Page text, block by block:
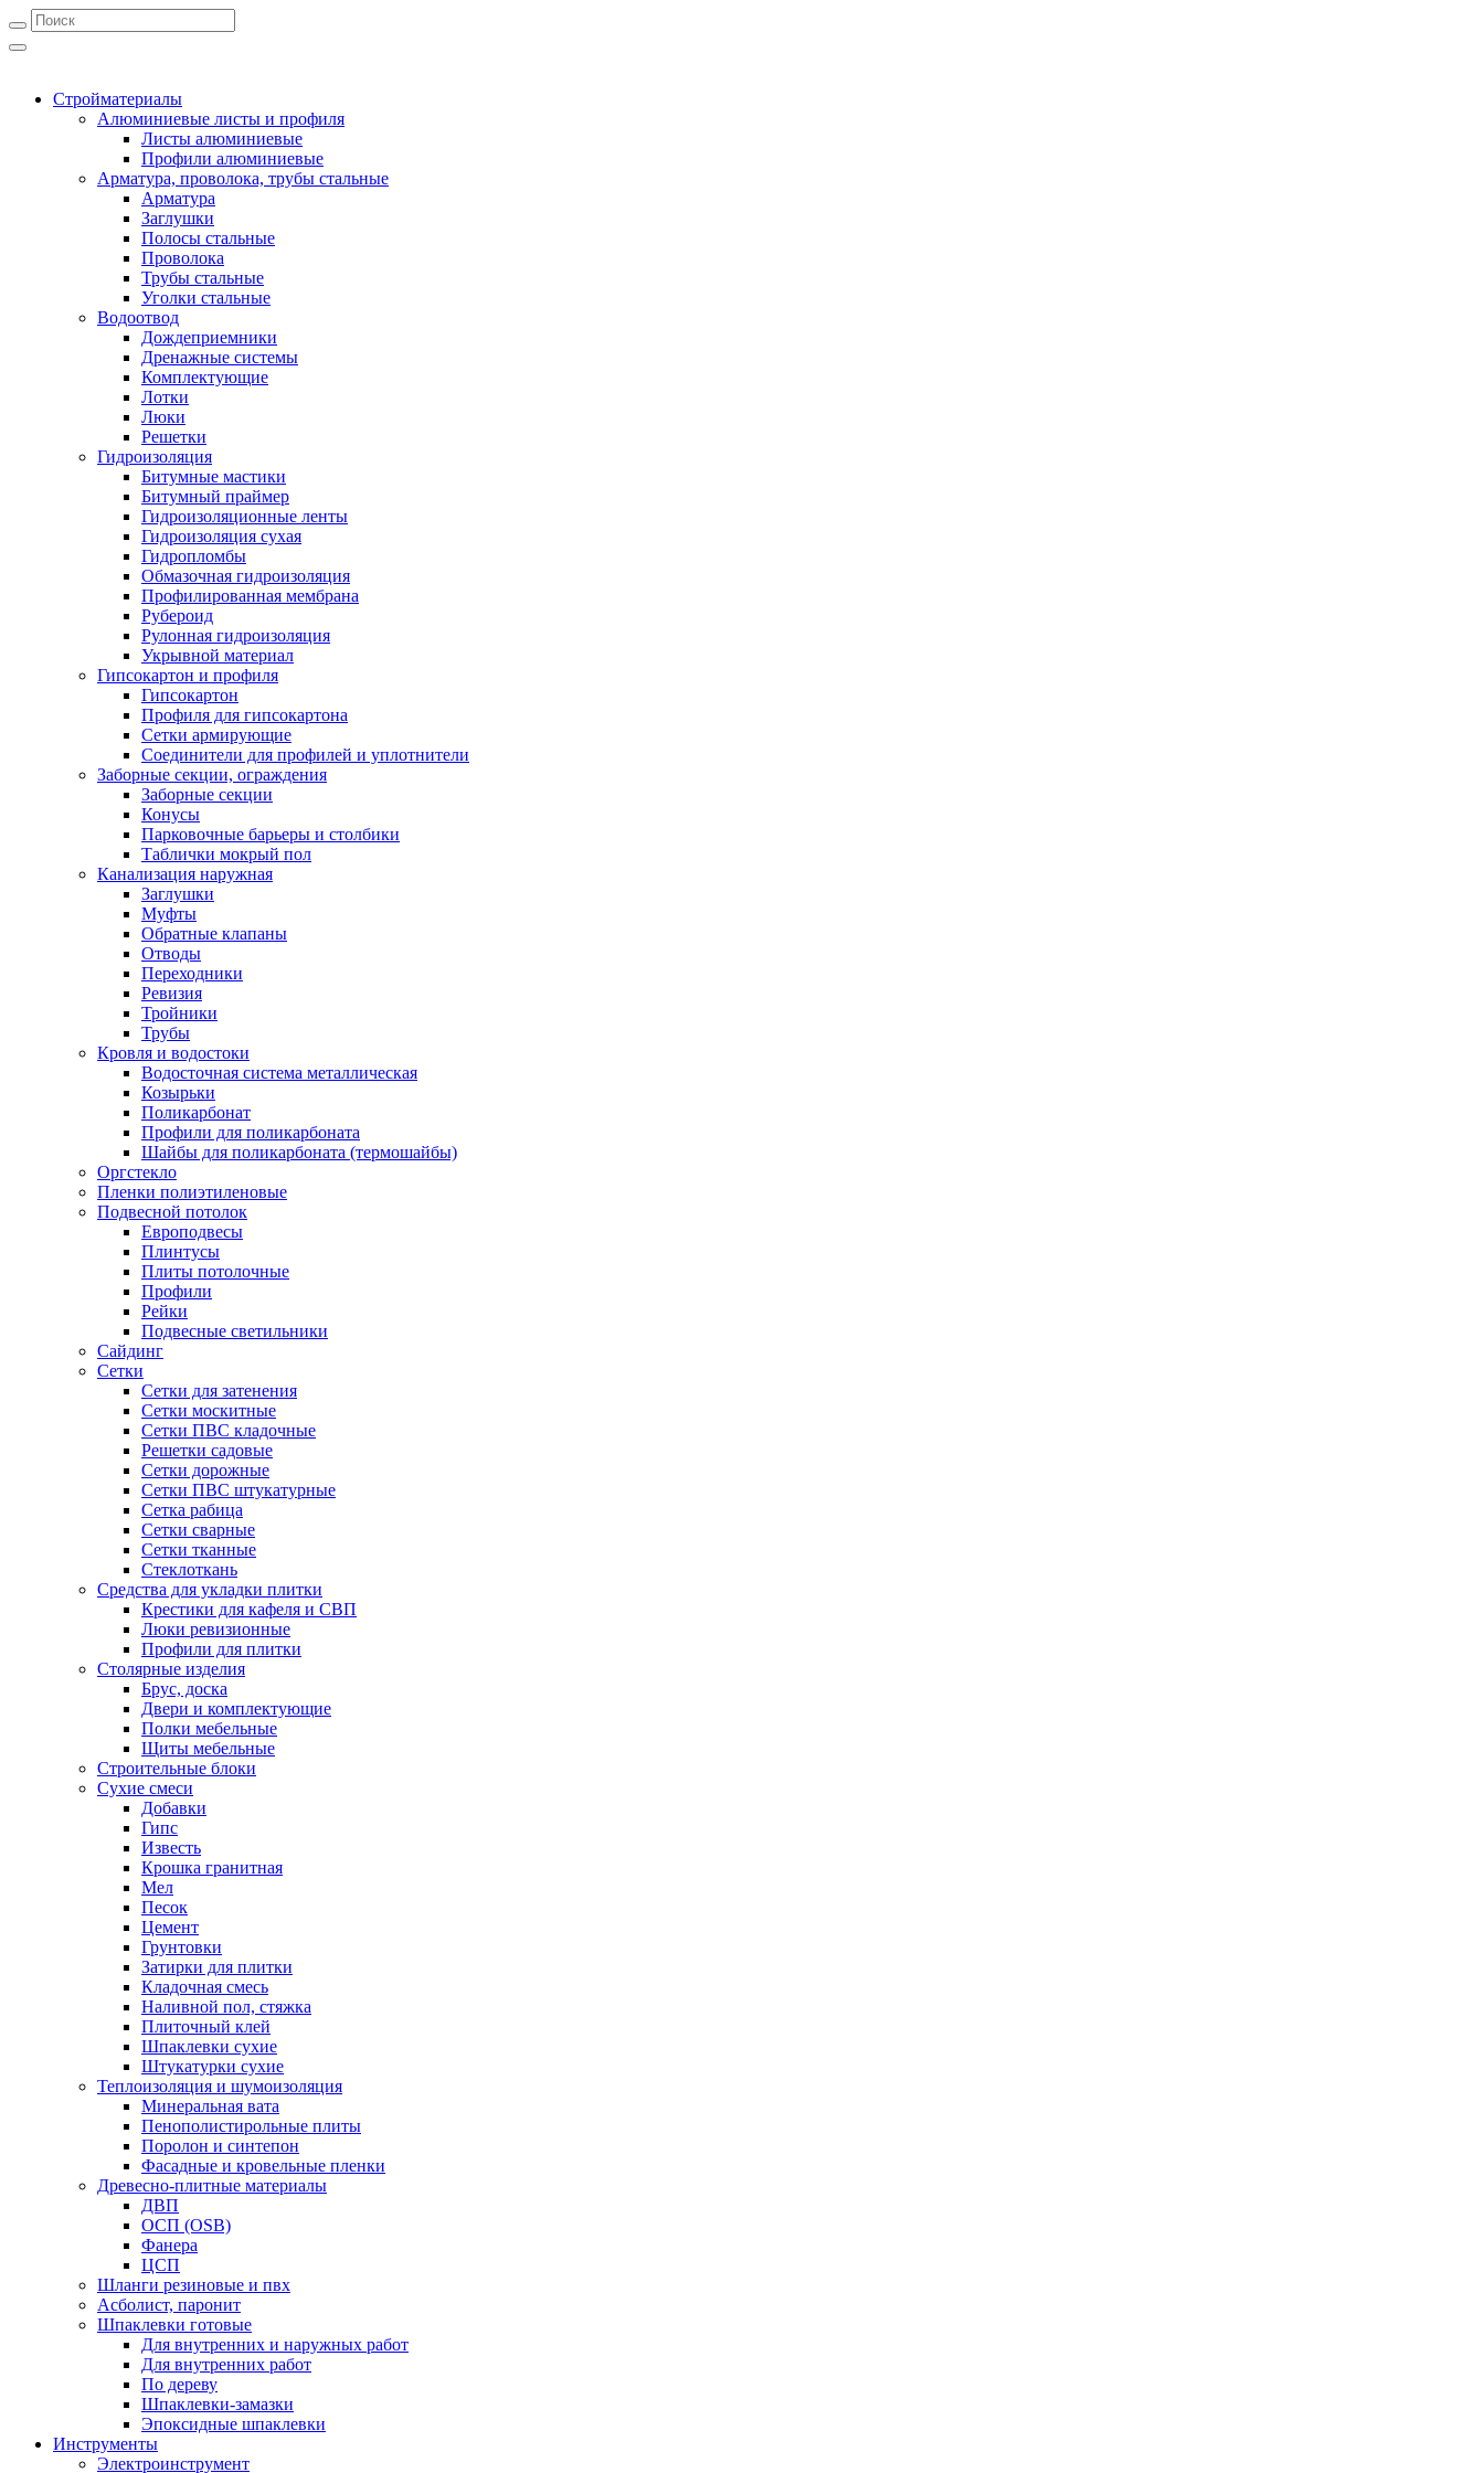
Стройматериалы
Алюминиевые листы и профиля
Листы алюминиевые
Профили алюминиевые
Арматура, проволока, трубы стальные
Арматура
Заглушки
Полосы стальные
Проволока
Трубы стальные
Уголки стальные
Водоотвод
Дождеприемники
Дренажные системы
Комплектующие
Лотки
Люки
Решетки
Гидроизоляция
Битумные мастики
Битумный праймер
Гидроизоляционные ленты
Гидроизоляция сухая
Гидропломбы
Обмазочная гидроизоляция
Профилированная мембрана
Рубероид
Рулонная гидроизоляция
Укрывной материал
Гипсокартон и профиля
Гипсокартон
Профиля для гипсокартона
Сетки армирующие
Соединители для профилей и уплотнители
Заборные секции, ограждения
Заборные секции
Конусы
Парковочные барьеры и столбики
Таблички мокрый пол
Канализация наружная
Заглушки
Муфты
Обратные клапаны
Отводы
Переходники
Ревизия
Тройники
Трубы
Кровля и водостоки
Водосточная система металлическая
Козырьки
Поликарбонат
Профили для поликарбоната
Шайбы для поликарбоната (термошайбы)
Оргстекло
Пленки полиэтиленовые
Подвесной потолок
Европодвесы
Плинтусы
Плиты потолочные
Профили
Рейки
Подвесные светильники
Сайдинг
Сетки
Сетки для затенения
Сетки москитные
Сетки ПВС кладочные
Решетки садовые
Сетки дорожные
Сетки ПВС штукатурные
Сетка рабица
Сетки сварные
Сетки тканные
Стеклоткань
Средства для укладки плитки
Крестики для кафеля и СВП
Люки ревизионные
Профили для плитки
Столярные изделия
Брус, доска
Двери и комплектующие
Полки мебельные
Щиты мебельные
Строительные блоки
Сухие смеси
Добавки
Гипс
Известь
Крошка гранитная
Мел
Песок
Цемент
Грунтовки
Затирки для плитки
Кладочная смесь
Наливной пол, стяжка
Плиточный клей
Шпаклевки сухие
Штукатурки сухие
Теплоизоляция и шумоизоляция
Минеральная вата
Пенополистирольные плиты
Поролон и синтепон
Фасадные и кровельные пленки
Древесно-плитные материалы
ДВП
ОСП (OSB)
Фанера
ЦСП
Шланги резиновые и пвх
Асболист, паронит
Шпаклевки готовые
Для внутренних и наружных работ
Для внутренних работ
По дереву
Шпаклевки-замазки
Эпоксидные шпаклевки
Инструменты
Электроинструмент